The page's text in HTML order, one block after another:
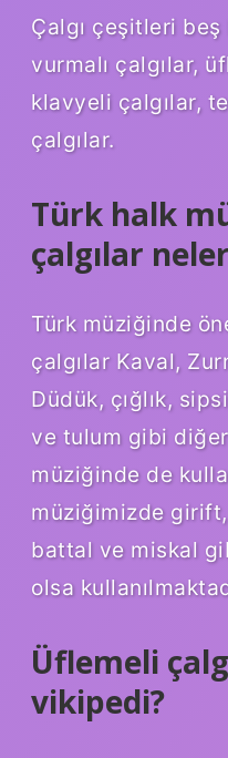
Çalgı çeşitleri beş
vurmalı çalgılar,
klavyeli çalgılar,
çalgılar.
Türk halk
çalgılar
Türk müziğinde
çalgılar Kaval,
Düdük, çığlık,
ve tulum gibi
müziğinde de
müziğimizde girift,
battal ve miskal
olsa
Üflemeli
vikipedi?